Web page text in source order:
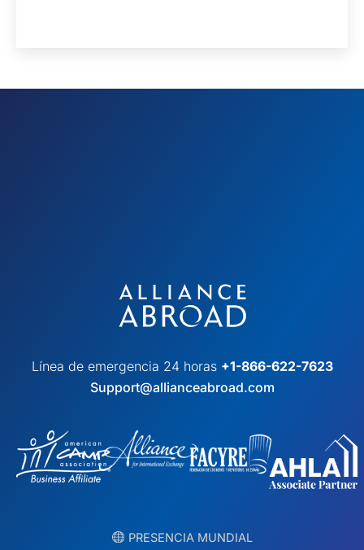
Línea de emergencia 24 horas +1-866-622-7623
Support@allianceabroad.com
︎ PRESENCIA MUNDIAL